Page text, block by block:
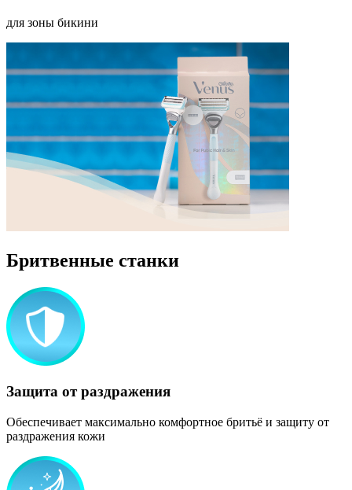
для зоны бикини
Бритвенные станки
Защита от раздражения
Обеспечивает максимально комфортное бритьё и защиту от
раздражения кожи